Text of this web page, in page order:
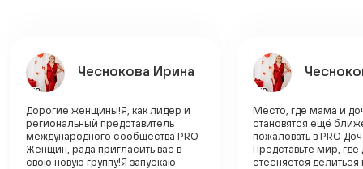
Чеснокова Ирина
Дорогие женщины!Я, как лидер и
региональный представитель
международного сообщества PRO
Женщин, рада пригласить вас в
свою новую группу!Я запускаю
Место, где мама и
становятся ещё
пожаловать в PRO
Представьте мир, где
стесняется